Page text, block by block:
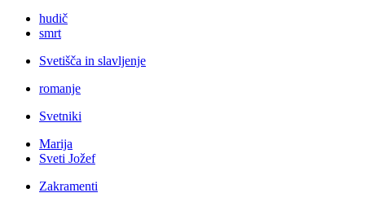
hudič
smrt
Svetišča in slavljenje
romanje
Svetniki
Marija
Sveti Jožef
Zakramenti